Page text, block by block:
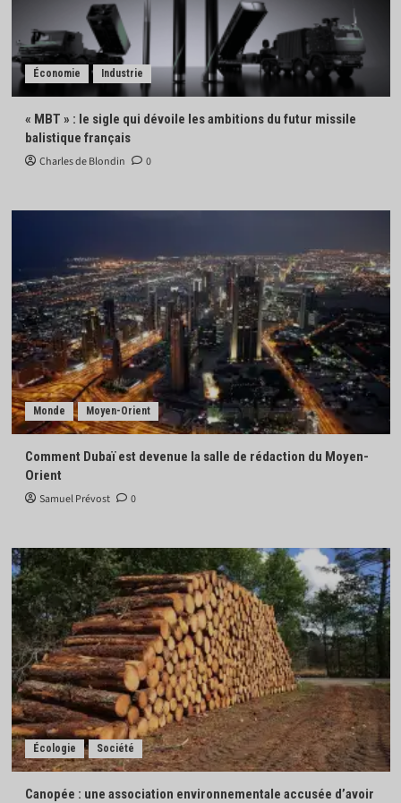
Économie Industrie
« MBT » : le sigle qui dévoile les ambitions du futur missile
balistique français
Charles de Blondin 0
Monde Moyen-Orient
Comment Dubaï est devenue la salle de rédaction du Moyen-
Orient
Samuel Prévost 0
Écologie Société
Canopée : une association environnementale accusée d’avoir